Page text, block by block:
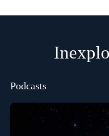
Podcasts